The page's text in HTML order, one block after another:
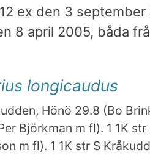
ex den 3
8 april 2005, båda
longicaudus
Hönö 29.8 (Bo
Björkman m fl). 1 1K
m fl). 1 1K str S